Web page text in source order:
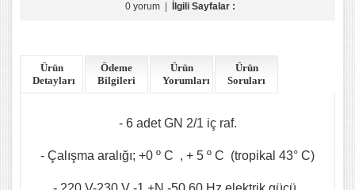
0 yorum| İlgili Sayfalar :
Ürün
Detayları
Ödeme
Bilgileri
Ürün
Yorumları
Ürün
Soruları
- 6 adet GN 2/1 iç raf.
- Çalışma aralığı; +0 º C , + 5 º C (tropikal 43° C)